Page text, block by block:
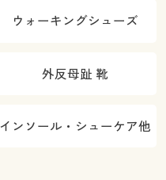
ウォーキングシューズ
外反母趾 靴
インソール・シューケア他